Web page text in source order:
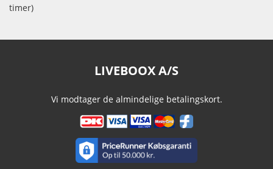
timer)
LIVEBOOX A/S
Vi modtager de almindelige betalingskort.